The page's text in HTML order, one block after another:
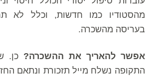
מהסטודיו כמו חדשות, וכלל לא
בעריסה מהשכרה.
אפשר להאריך את ההשכרה? כן.
התקופה נשלח מייל תזכורת ונתאם